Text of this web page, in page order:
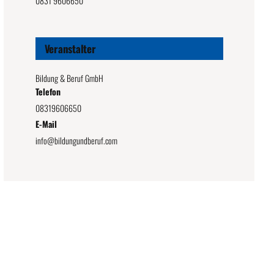
Veranstalter
Bildung & Beruf GmbH
Telefon
08319606650
E-Mail
info@bildungundberuf.com